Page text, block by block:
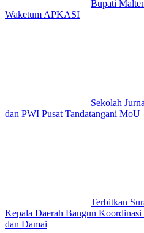
Bupati
Waketum APKASI
Sekolah
dan PWI Pusat Tandatangani MoU
Terbitkan
Kepala Daerah Bangun
dan Damai